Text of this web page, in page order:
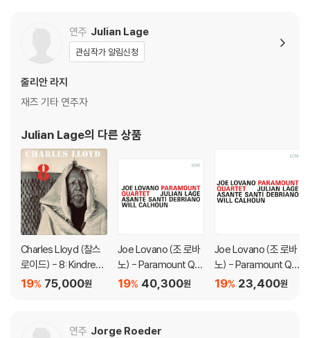
연주 Julian Lage
관심작가 알림신청
줄리안 라지
재즈 기타 연주자
Julian Lage의 다른 상품
Charles Lloyd (찰스
로이드) - 8: Kindred
Spirits, Live From Th
75,000원
19%
Joe Lovano (조 로바
노) - Paramount Qu
artet [LP]40,300원
19%
Joe Lovano (조 로바
노) - Paramount Qu
artet 23,400원
19%
연주 Jorge Roeder